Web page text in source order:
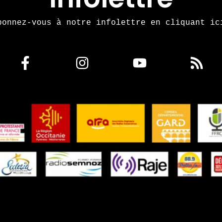
vous à notre infolettre en cliquant